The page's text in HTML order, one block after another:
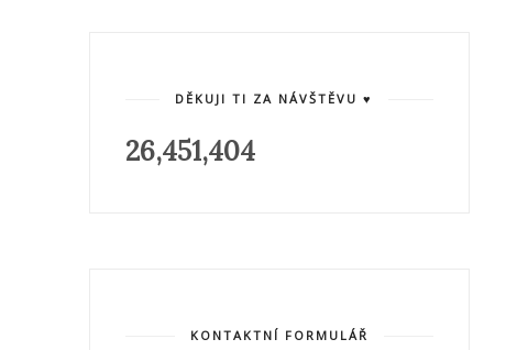
DĚKUJI TI ZA NÁVŠTĚVU ♥
26,451,404
KONTAKTNÍ FORMULÁŘ